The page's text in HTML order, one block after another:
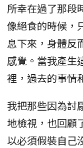
所幸在過了那段
像絕食的時候，
息下來，身體反
感覺。當我產生
裡，過去的事情
我把那些因為討
地檢視，也回顧
以必須假裝自己